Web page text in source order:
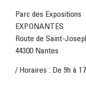
Parc des Expositions
EXPONANTES
Route de Saint-
44300 Nantes
/ Horaires : De 9h à